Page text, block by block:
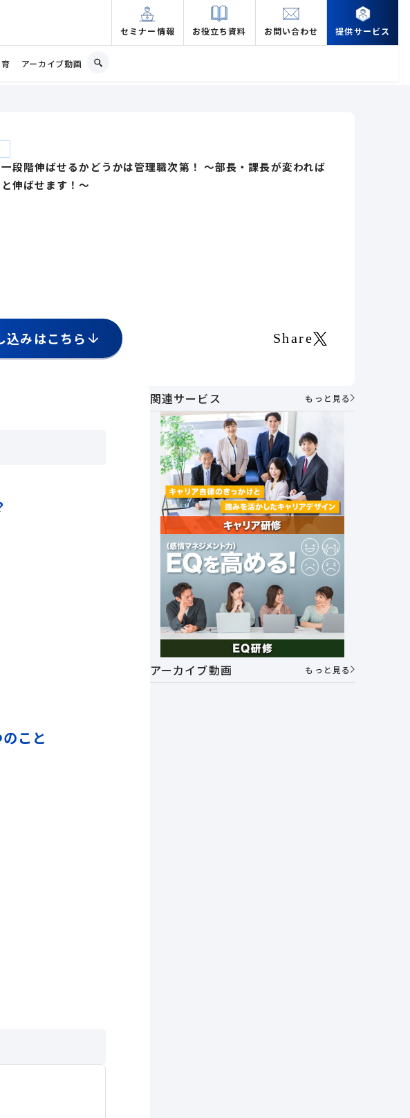
セミナー情報 お役立ち資料 お問い合わせ 提供サービス
アーカイブ動画
段階伸ばせるかどうかは管理職次第！ ～部長・課長が変われば
伸ばせます！～
込みはこちら Share
こと
関連サービス もっと見る
アーカイブ動画 もっと見る